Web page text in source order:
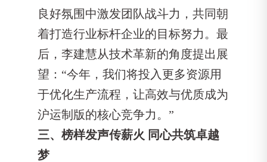
良好氛围中激发团队战斗力，共同朝
着打造行业标杆企业的目标努力。最
后，李建慧从技术革新的角度提出展
望：“今年，我们将投入更多资源用
于优化生产流程，让高效与优质成为
沪运制版的核心竞争力。”
三、榜样发声传薪火 同心共筑卓越
梦